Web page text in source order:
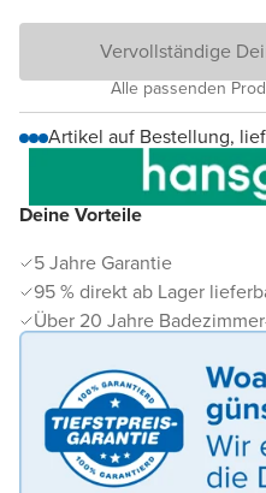
Deine Vorteile
5 Jahre Garantie
95 % direkt ab Lager
Über 20 Jahre
Vervollständige
Alle passenden
Artikel auf Bestellung,